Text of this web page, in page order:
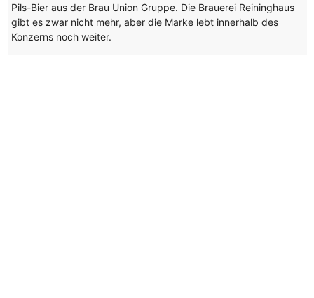
Pils-Bier aus der Brau Union Gruppe. Die Brauerei Reininghaus
gibt es zwar nicht mehr, aber die Marke lebt innerhalb des
Konzerns noch weiter.